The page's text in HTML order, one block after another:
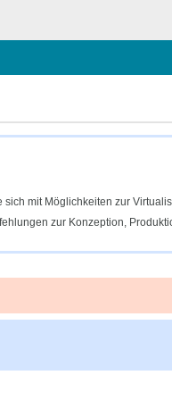
mit Möglichkeiten zur
zur Konzeption,